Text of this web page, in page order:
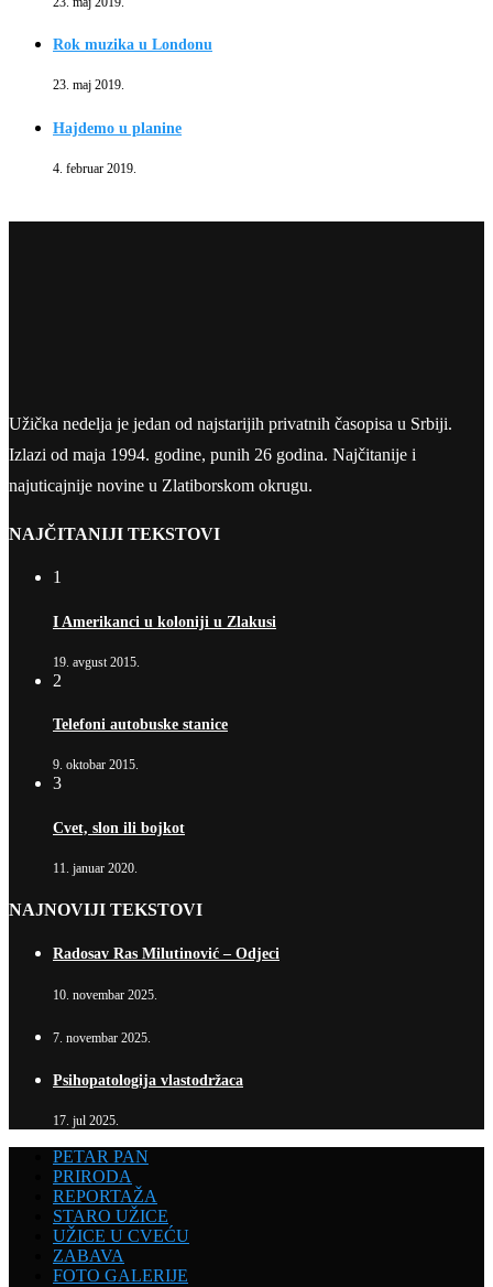
Rok muzika u Londonu
23. maj 2019.
Hajdemo u planine
4. februar 2019.
Užička nedelja je jedan od najstarijih privatnih časopisa u Srbiji.
Izlazi od maja 1994. godine, punih 26 godina. Najčitanije i
najuticajnije novine u Zlatiborskom okrugu.
NAJČITANIJI TEKSTOVI
1
I Amerikanci u koloniji u Zlakusi
19. avgust 2015.
2
Telefoni autobuske stanice
9. oktobar 2015.
3
Cvet, slon ili bojkot
11. januar 2020.
NAJNOVIJI TEKSTOVI
Radosav Ras Milutinović – Odjeci
10. novembar 2025.
7. novembar 2025.
Psihopatologija vlastodržaca
17. jul 2025.
PETAR PAN
PRIRODA
REPORTAŽA
STARO UŽICE
UŽICE U CVEĆU
ZABAVA
FOTO GALERIJE